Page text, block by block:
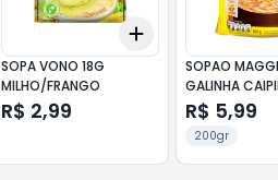
+10
Add
SOPA VONO 18G
MILHO/FRANGO
R$ 2,99
SOPAO
GALINHA
R$ 5,99
200gr